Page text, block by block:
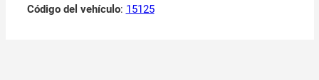
Código del vehículo: 15125